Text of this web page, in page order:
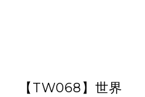
【TW068】世界